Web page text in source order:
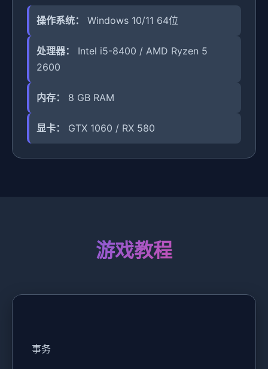
操作系统： Windows 10/11 64位
处理器：
Intel i5-8400 / AMD Ryzen 5
2600
内存： 8 GB RAM
显卡： GTX 1060 / RX 580
游戏教程
事务